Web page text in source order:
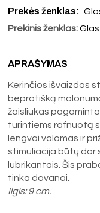
Prekės ženklas:
Prekinis ženklas: Glas
APRAŠYMAS
Kerinčios išvaizdos
beprotišką
žaisliukas
turintiems rafnuotą
lengvai valomas ir
stimuliacija būtų dar
lubrikantais. Šis
tinka dovanai.
Ilgis: 9 cm.